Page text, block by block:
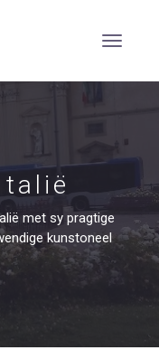
met sy pragtige
kunstoneel